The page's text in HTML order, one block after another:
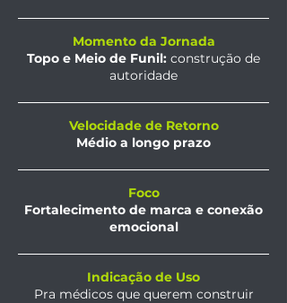
Momento da Jornada
Topo e Meio de Funil: construção de
autoridade
Velocidade de Retorno
Médio a longo prazo
Foco
Fortalecimento de marca e conexão
emocional
Indicação de Uso
Pra médicos que querem construir